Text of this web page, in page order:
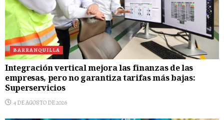
BARRANQUILLA
Integración vertical mejora las finanzas de las
empresas, pero no garantiza tarifas más bajas:
Superservicios
4 DE AGOSTO DE 2026